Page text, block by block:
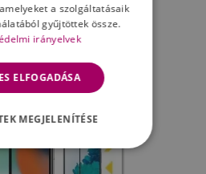
el
a szolgáltatásaik
gyűjtöttek össze.
irányelvek
ELFOGADÁSA
MEGJELENÍTÉSE